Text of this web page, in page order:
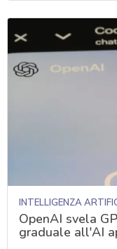
INTELLIGENZA
OpenAI svela
graduale all'AI